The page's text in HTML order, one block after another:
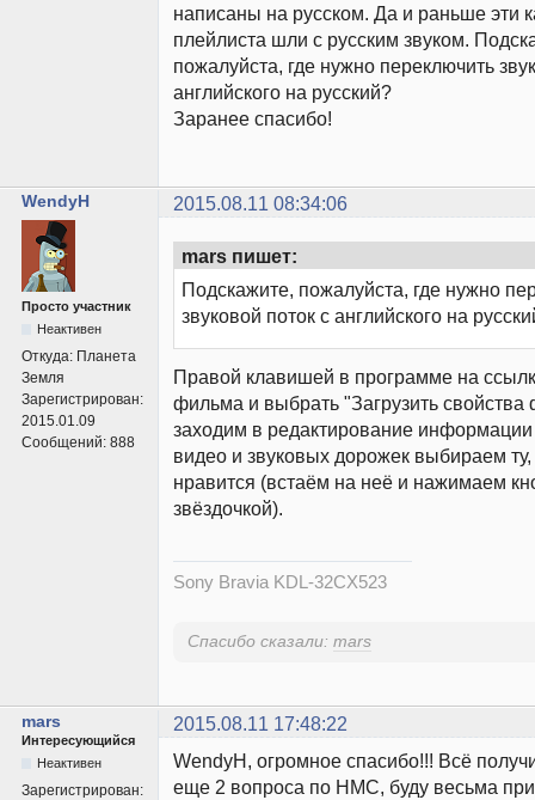
написаны на русском. Да и раньше эти
плейлиста шли с русским звуком.
пожалуйста, где нужно переключить
английского на русский?
Заранее спасибо!
WendyH 2015.08.11 08:34:06
Просто участник
Неактивен
Откуда: Планета
Земля
Зарегистрирован:
2015.01.09
Сообщений: 888
mars пишет:
Подскажите, пожалуйста, где нужно
звуковой поток с английского на
Правой клавишей в программе на
фильма и выбрать "Загрузить
заходим в редактирование информации
видео и звуковых дорожек выбираем
нравится (встаём на неё и нажимаем
звёздочкой).
Sony Bravia KDL-32CX523
Спасибо сказали: mars
mars 2015.08.11 17:48:22
Интересующийся
Неактивен
Зарегистрирован:
WendyH, огромное спасибо!!! Всё
еще 2 вопроса по HMC, буду весьма